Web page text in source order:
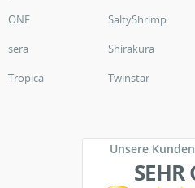
ONF
SaltyShrimp
sera
Shirakura
Tropica
Twinstar
Unsere
SEHR